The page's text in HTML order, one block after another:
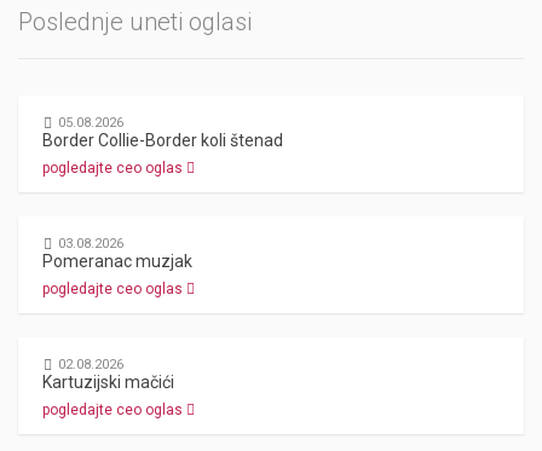
Poslednje uneti oglasi
05.08.2026
Border Collie-Border koli štenad
pogledajte ceo oglas
03.08.2026
Pomeranac muzjak
pogledajte ceo oglas
02.08.2026
Kartuzijski mačići
pogledajte ceo oglas